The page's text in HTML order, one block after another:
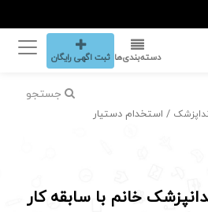
دسته‌بندی‌ها ثبت اگهی رایگان
جستجو
/ استخدام دستیار
خانم با سابقه کار